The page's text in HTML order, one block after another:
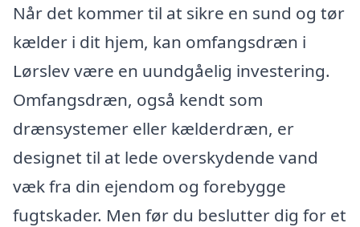
Når det kommer til at sikre en sund og tør
kælder i dit hjem, kan omfangsdræn i
Lørslev være en uundgåelig investering.
Omfangsdræn, også kendt som
drænsystemer eller kælderdræn, er
designet til at lede overskydende vand
væk fra din ejendom og forebygge
fugtskader. Men før du beslutter dig for et